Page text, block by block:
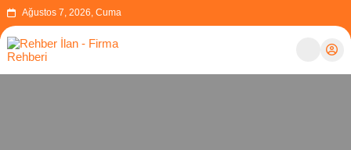
Ağustos 7, 2026, Cuma